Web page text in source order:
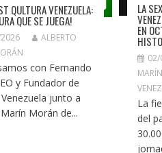
QULTURA VENEZUELA:
QUE SE JUEGA!
ALBERTO
con Fernando
y Fundador de
junto a
Morán de...
LA
EN
La
del